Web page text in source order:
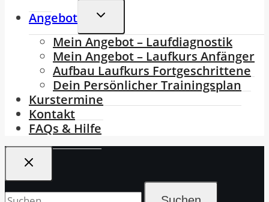
Angebot
Untermenü
Mein Angebot – Laufdiagnostik
Mein Angebot – Laufkurs Anfänger
Aufbau Laufkurs Fortgeschrittene
Dein Persönlicher Trainingsplan
Kurstermine
Kontakt
FAQs & Hilfe
Suchen